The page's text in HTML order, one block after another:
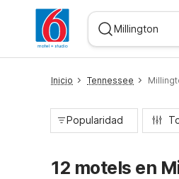
Inicio Tennessee
Popularidad
12 motels en